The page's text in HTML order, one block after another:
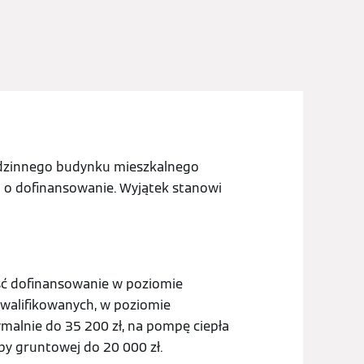
budynku mieszkalnego
dofinansowanie. Wyjątek stanowi
dofinansowanie w poziomie
w poziomie
do 35 200 zł, na pompę ciepła
gruntowej do 20 000 zł.